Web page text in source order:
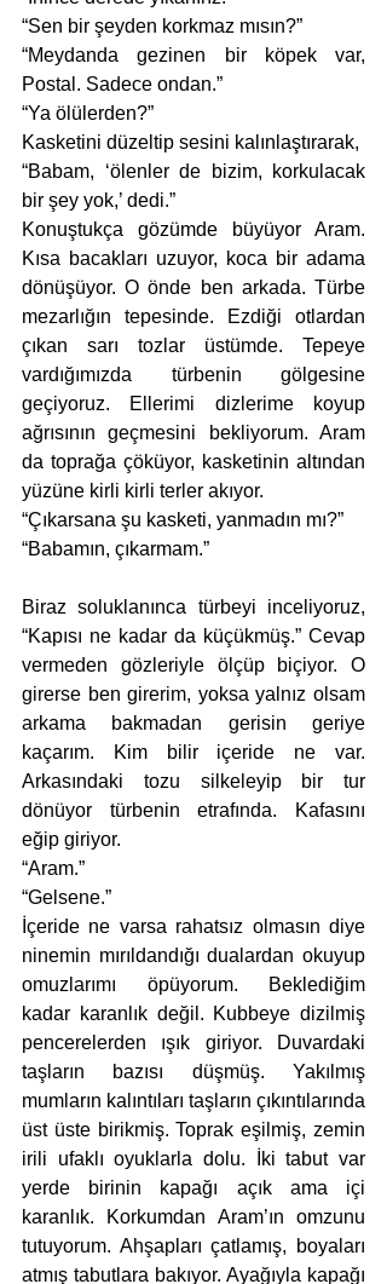
“Sen bir şeyden korkmaz mısın?”
“Meydanda gezinen bir köpek var,
Postal. Sadece ondan.”
“Ya ölülerden?”
Kasketini düzeltip sesini kalınlaştırarak,
“Babam, ‘ölenler de bizim, korkulacak
bir şey yok,’ dedi.”
Konuştukça gözümde büyüyor Aram.
Kısa bacakları uzuyor, koca bir adama
dönüşüyor. O önde ben arkada. Türbe
mezarlığın tepesinde. Ezdiği otlardan
çıkan sarı tozlar üstümde. Tepeye
vardığımızda türbenin gölgesine
geçiyoruz. Ellerimi dizlerime koyup
ağrısının geçmesini bekliyorum. Aram
da toprağa çöküyor, kasketinin altından
yüzüne kirli kirli terler akıyor.
“Çıkarsana şu kasketi, yanmadın mı?”
“Babamın, çıkarmam.”
Biraz soluklanınca türbeyi inceliyoruz,
“Kapısı ne kadar da küçükmüş.” Cevap
vermeden gözleriyle ölçüp biçiyor. O
girerse ben girerim, yoksa yalnız olsam
arkama bakmadan gerisin geriye
kaçarım. Kim bilir içeride ne var.
Arkasındaki tozu silkeleyip bir tur
dönüyor türbenin etrafında. Kafasını
eğip giriyor.
“Aram.”
“Gelsene.”
İçeride ne varsa rahatsız olmasın diye
ninemin mırıldandığı dualardan okuyup
omuzlarımı öpüyorum. Beklediğim
kadar karanlık değil. Kubbeye dizilmiş
pencerelerden ışık giriyor. Duvardaki
taşların bazısı düşmüş. Yakılmış
mumların kalıntıları taşların çıkıntılarında
üst üste birikmiş. Toprak eşilmiş, zemin
irili ufaklı oyuklarla dolu. İki tabut var
yerde birinin kapağı açık ama içi
karanlık. Korkumdan Aram’ın omzunu
tutuyorum. Ahşapları çatlamış, boyaları
atmış tabutlara bakıyor. Ayağıyla kapağı